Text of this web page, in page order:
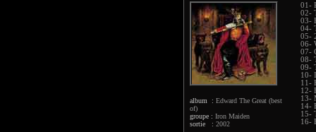
album : Edward The Great (best
of)
groupe : Iron Maiden
sortie : 2002
01-
02-
03-
04-
05-
06-
07-
08-
09-
10-
11-
12-
13-
14-
15-
16-